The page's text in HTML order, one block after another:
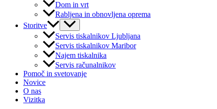
Dom in vrt
Rabljena in obnovljena oprema
Storitve
Servis tiskalnikov Ljubljana
Servis tiskalnikov Maribor
Najem tiskalnika
Servis računalnikov
Pomoč in svetovanje
Novice
O nas
Vizitka